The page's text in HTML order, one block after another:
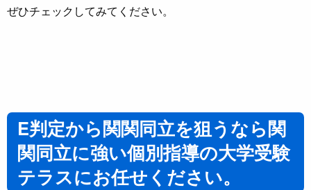
ぜひチェックしてみてください。
E判定から関関同立を狙うなら関
関同立に強い個別指導の大学受験
テラスにお任せください。